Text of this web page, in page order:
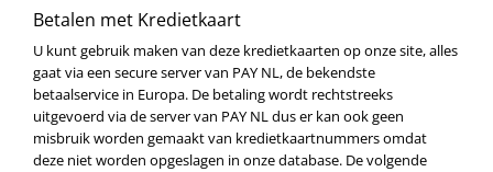
Betalen met Kredietkaart
U kunt gebruik maken van deze kredietkaarten op onze site, alles
gaat via een secure server van PAY NL, de bekendste
betaalservice in Europa. De betaling wordt rechtstreeks
uitgevoerd via de server van PAY NL dus er kan ook geen
misbruik worden gemaakt van kredietkaartnummers omdat
deze niet worden opgeslagen in onze database. De volgende